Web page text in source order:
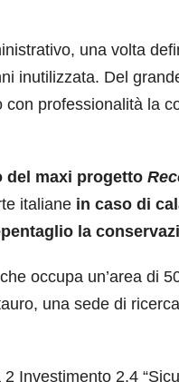
una volta
inutilizzata. Del
professionalità la
del maxi progetto
italiane in caso di
la
occupa un’area di
una sede di
Investimento 2.4